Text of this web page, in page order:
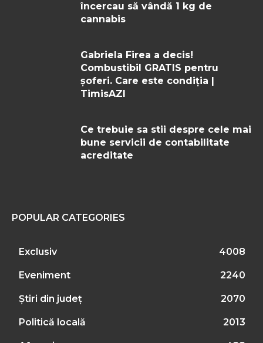
încercau să vândă 1 kg de
cannabis
Gabriela Firea a decis!
Combustibil GRATIS pentru
șoferi. Care este condiția |
TimisAZI
Ce trebuie sa stii despre cele mai
bune servicii de contabilitate
acreditate
POPULAR CATEGORIES
Exclusiv 4008
Eveniment 2240
Știri din județ 2070
Politică locală 2013